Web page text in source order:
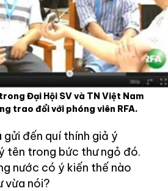
Đại Hội SV và TN Việt Nam
trao đổi với phóng viên RFA.
đến quí thính giả ý
tên trong bức thư ngỏ đó.
nước có ý kiến thế nào
vừa nói?